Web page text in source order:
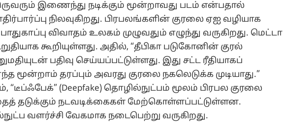
இருவரும் இணைந்து நடிக்கும் மூன்றாவது படம் என்பதால்
நிலவுகிறது. பிரபலங்களின் குரலை ஏஐ வழியாக
விவாதம் உலகம் முழுவதும் எழுந்து வருகிறது. மெட்டா
கூறியுள்ளது. அதில், “தீபிகா படுகோனின் குரல்
பதிவு செய்யப்பட்டுள்ளது. இது சட்ட ரீதியாகப்
மூன்றாம் தரப்பும் அவரது குரலை நகலெடுக்க முடியாது.”
(Deepfake) தொழில்நுட்பம் மூலம் பிரபல குரலை
தடுக்கும் நடவடிக்கைகள் மேற்கொள்ளப்பட்டுள்ளன.
வளர்ச்சி வேகமாக நடைபெற்று வருகிறது.